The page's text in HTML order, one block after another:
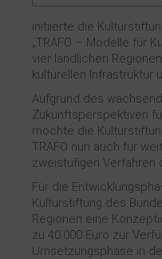
initiierte die
„TRAFO – Modelle für
vier ländlichen
kulturellen Infrastruktur
Aufgrund des
Zukunftsperspektiven
möchte die
TRAFO nun auch für
zweistufigen Verfahren
Für die
Kulturstiftung des
Regionen eine
zu 40.000 Euro zur
Umsetzungsphase in